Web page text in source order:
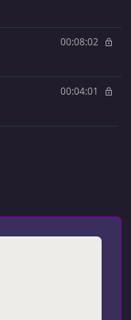
00:08:02
00:04:01
00:05:09